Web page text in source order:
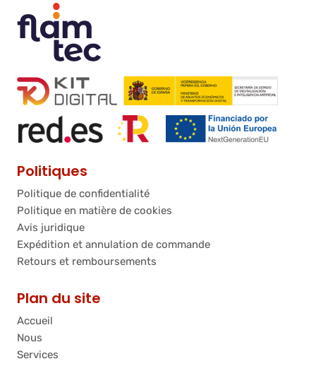
Politiques
Politique de confidentialité
Politique en matière de cookies
Avis juridique
Expédition et annulation de commande
Retours et remboursements
Plan du site
Accueil
Nous
Services